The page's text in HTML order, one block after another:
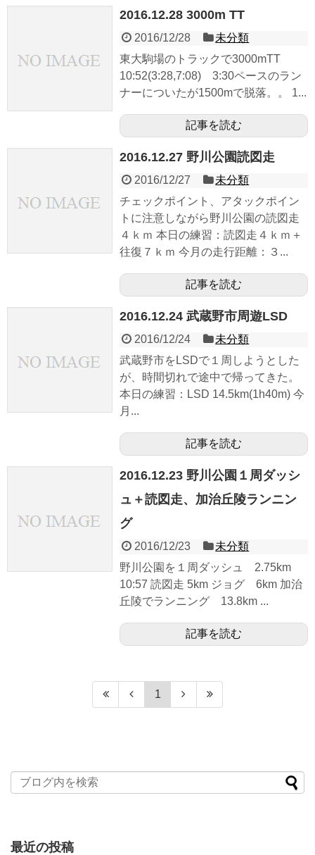
2016.12.28 3000m TT
2016/12/28
未分類
東大駒場のトラックで3000mTT
10:52(3:28,7:08) 3:30ペースのラン
ナーについたが1500mで脱落。。 1...
記事を読む
2016.12.27 野川公園読図走
2016/12/27
未分類
チェックポイント、アタックポイン
トに注意しながら野川公園の読図走
４ｋｍ 本日の練習：読図走４ｋｍ＋
往復７ｋｍ 今月の走行距離：３...
記事を読む
2016.12.24 武蔵野市周遊LSD
2016/12/24
未分類
武蔵野市をLSDで１周しようとした
が、時間切れで途中で帰ってきた。
本日の練習：LSD 14.5km(1h40m) 今
月...
記事を読む
2016.12.23 野川公園１周ダッシ
ュ＋読図走、加治丘陵ランニン
グ
2016/12/23
未分類
野川公園を１周ダッシュ 2.75km
10:57 読図走 5km ジョグ 6km 加治
丘陵でランニング 13.8km ...
記事を読む
1
最近の投稿